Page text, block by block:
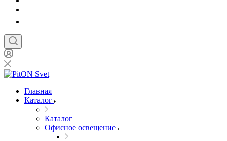
Главная
Каталог
Каталог
Офисное освещение